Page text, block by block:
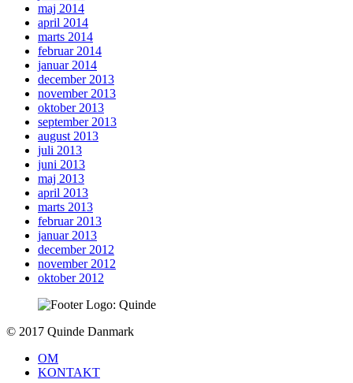
maj 2014
april 2014
marts 2014
februar 2014
januar 2014
december 2013
november 2013
oktober 2013
september 2013
august 2013
juli 2013
juni 2013
maj 2013
april 2013
marts 2013
februar 2013
januar 2013
december 2012
november 2012
oktober 2012
To
© 2017 Quinde Danmark
OM
KONTAKT